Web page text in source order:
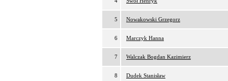
5 Nowakowski Grzegorz
6 Marczyk Hanna
7 Walczak Bogdan Kazimierz
8 Dudek Stanisław